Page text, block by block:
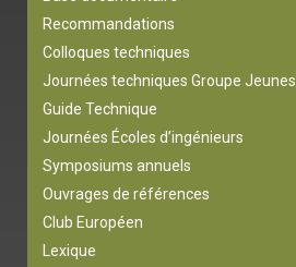
Recommandations
Colloques techniques
Journées techniques Groupe Jeunes
Guide Technique
Journées Écoles d’ingénieurs
Symposiums annuels
Ouvrages de références
Club Européen
Lexique